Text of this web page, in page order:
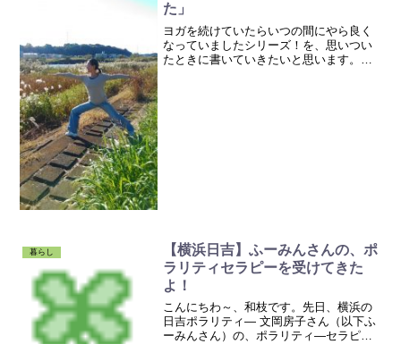
た」
ヨガを続けていたらいつの間にやら良く
なっていましたシリーズ！を、思いつい
たときに書いていきたいと思います。ま
暮らし
【横浜日吉】ふーみんさんの、ポ
ラリティセラピーを受けてきた
よ！
こんにちわ～、和枝です。先日、横浜の
日吉ポラリティ― 文岡房子さん（以下ふ
ーみんさん）の、ポラリティ―セラピー